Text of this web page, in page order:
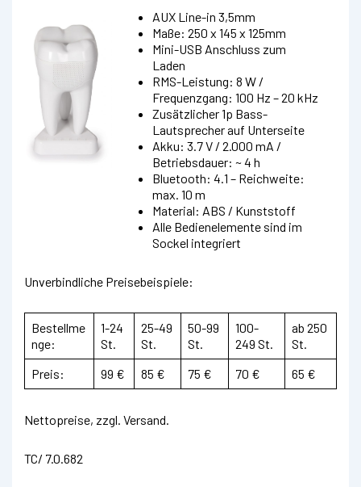
AUX Line-in 3,5mm
Maße: 250 x 145 x 125mm
Mini-USB Anschluss zum
Laden
RMS-Leistung: 8 W /
Frequenzgang: 100 Hz – 20 kHz
Zusätzlicher 1p Bass-
Lautsprecher auf Unterseite
Akku: 3.7 V / 2.000 mA /
Betriebsdauer: ~ 4 h
Bluetooth: 4.1 – Reichweite:
max. 10 m
Material: ABS / Kunststoff
Alle Bedienelemente sind im
Sockel integriert
Unverbindliche Preisebeispiele:
Bestellme
nge:
1-24
St.
25-49
St.
50-99
St.
100-
249 St.
ab 250
St.
Preis:
99 € 85 € 75 € 70 € 65 €
Nettopreise, zzgl. Versand.
TC/ 7.0.682